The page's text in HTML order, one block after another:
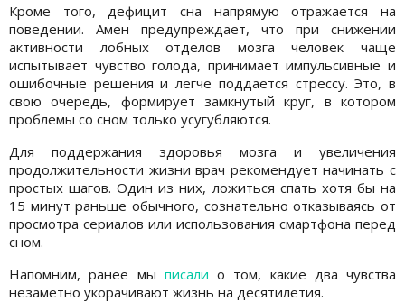
Кроме того, дефицит сна напрямую отражается на
поведении. Амен предупреждает, что при снижении
активности лобных отделов мозга человек чаще
испытывает чувство голода, принимает импульсивные и
ошибочные решения и легче поддается стрессу. Это, в
свою очередь, формирует замкнутый круг, в котором
проблемы со сном только усугубляются.
Для поддержания здоровья мозга и увеличения
продолжительности жизни врач рекомендует начинать с
простых шагов. Один из них, ложиться спать хотя бы на
15 минут раньше обычного, сознательно отказываясь от
просмотра сериалов или использования смартфона перед
сном.
Напомним, ранее мы писали о том, какие два чувства
незаметно укорачивают жизнь на десятилетия.